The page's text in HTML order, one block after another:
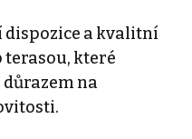
dispozice a kvalitní
terasou, které
na